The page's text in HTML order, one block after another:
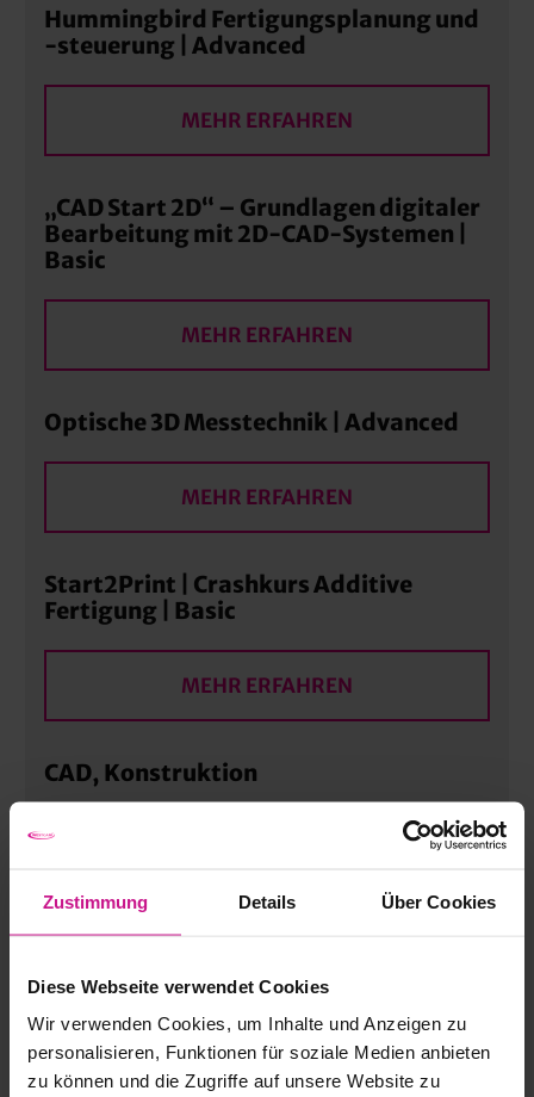
Zustimmung Details Über Cookies
Diese Webseite verwendet Cookies
Wir verwenden Cookies, um Inhalte und Anzeigen zu
personalisieren, Funktionen für soziale Medien anbieten
zu können und die Zugriffe auf unsere Website zu
Hummingbird Fertigungsplanung und
-steuerung | Advanced
MEHR ERFAHREN
„CAD Start 2D“ – Grundlagen digitaler
Bearbeitung mit 2D-CAD-Systemen |
Basic
MEHR ERFAHREN
Optische 3D Messtechnik | Advanced
MEHR ERFAHREN
Start2Print | Crashkurs Additive
Fertigung | Basic
MEHR ERFAHREN
CAD, Konstruktion
Digitale Prozesskette – 360-Grad
MEHR ERFAHREN